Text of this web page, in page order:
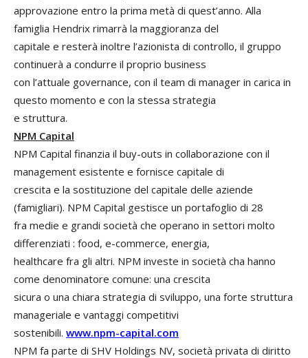
approvazione entro la prima metà di quest’anno. Alla
famiglia Hendrix rimarrà la maggioranza del
capitale e resterà inoltre l’azionista di controllo, il gruppo
continuerà a condurre il proprio business
con l’attuale governance, con il team di manager in carica in
questo momento e con la stessa strategia
e struttura.
NPM Capital
NPM Capital finanzia il buy-outs in collaborazione con il
management esistente e fornisce capitale di
crescita e la sostituzione del capitale delle aziende
(famigliari). NPM Capital gestisce un portafoglio di 28
fra medie e grandi società che operano in settori molto
differenziati : food, e-commerce, energia,
healthcare fra gli altri. NPM investe in società cha hanno
come denominatore comune: una crescita
sicura o una chiara strategia di sviluppo, una forte struttura
manageriale e vantaggi competitivi
sostenibili. www.npm-capital.com
NPM fa parte di SHV Holdings NV, società privata di diritto